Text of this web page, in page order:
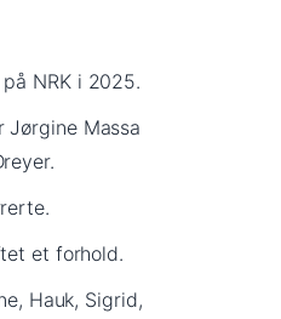
NRK i 2025.
Jørgine Massa
et forhold.
Hauk, Sigrid,